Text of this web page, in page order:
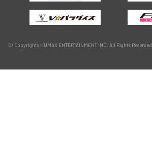
© Copyrights HUMAX ENTERTAINMENT INC. All Rights Reserved.